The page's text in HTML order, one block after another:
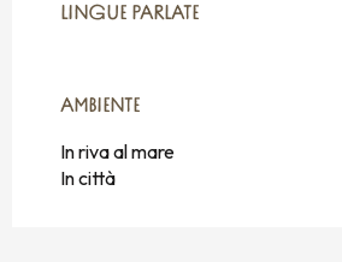
LINGUE PARLATE
LINGUE PARLATE
AMBIENTE
AMBIENTE
In riva al mare
In città